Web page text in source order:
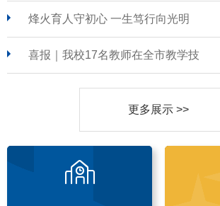
烽火育人守初心 一生笃行向光明
喜报｜我校17名教师在全市教学技
更多展示 >>